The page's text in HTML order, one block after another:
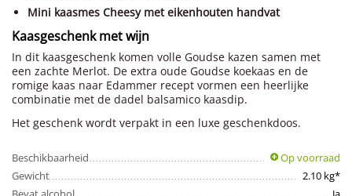
Mini kaasmes Cheesy met eikenhouten handvat
Kaasgeschenk met wijn
In dit kaasgeschenk komen volle Goudse kazen samen met
een zachte Merlot. De extra oude Goudse koekaas en de
romige kaas naar Edammer recept vormen een heerlijke
combinatie met de dadel balsamico kaasdip.
Het geschenk wordt verpakt in een luxe geschenkdoos.
Beschikbaarheid
Op voorraad
Gewicht
2.10 kg*